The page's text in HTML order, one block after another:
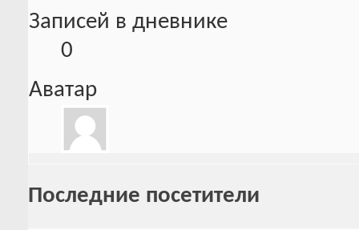
Записей в дневнике
0
Аватар
Последние посетители